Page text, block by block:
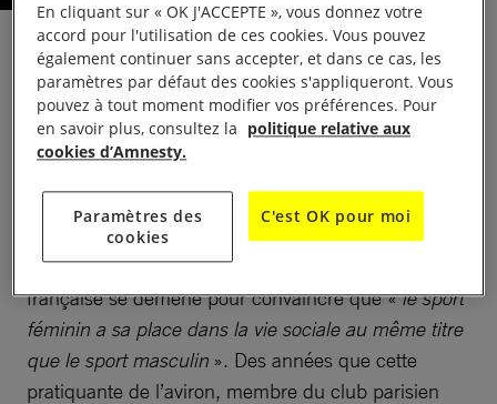
20 août 1922, stade Pershing, Paris —«Je
déclare ouverts les premiers Jeux olympiques
prononcés avec autorité devant 20 000 spectateurs
a, pour Alice Milliat, la saveur d’une victoire
personnelle. Voilà des années que cette sportive
française se démène pour convaincre que «le sport
féminin a sa place dans la vie sociale au même titre
que le sport masculin ». Des années que cette
pratiquante de l’aviron, membre du club parisien
En cliquant sur « OK J'ACCEPTE », vous donnez votre
accord pour l'utilisation de ces cookies. Vous pouvez
également continuer sans accepter, et dans ce cas, les
paramètres par défaut des cookies s'appliqueront. Vous
pouvez à tout moment modifier vos préférences. Pour
en savoir plus, consultez la politique relative aux
cookies d’Amnesty.
Paramètres des
cookies
C'est OK pour moi